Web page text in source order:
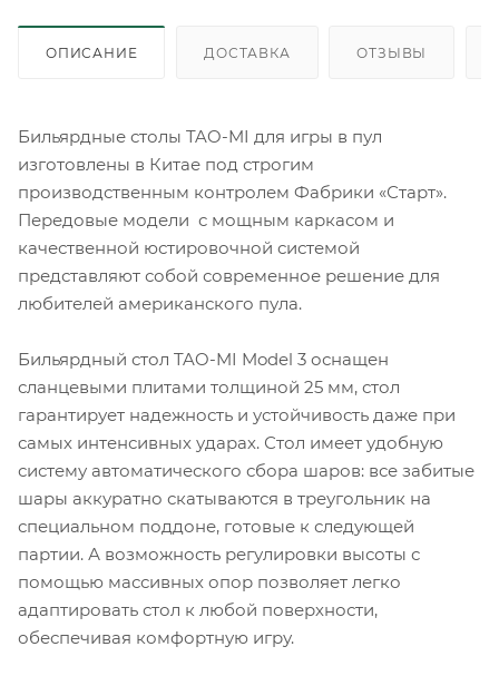
ОПИСАНИЕ ДОСТАВКА ОТЗЫВЫ
Бильярдные столы TAO-MI для игры в пул
изготовлены в Китае под строгим
производственным контролем Фабрики «Старт».
Передовые модели с мощным каркасом и
качественной юстировочной системой
представляют собой современное решение для
любителей американского пула.
Бильярдный стол TAO-MI Model 3 оснащен
сланцевыми плитами толщиной 25 мм, стол
гарантирует надежность и устойчивость даже при
самых интенсивных ударах. Стол имеет удобную
систему автоматического сбора шаров: все забитые
шары аккуратно скатываются в треугольник на
специальном поддоне, готовые к следующей
партии. А возможность регулировки высоты с
помощью массивных опор позволяет легко
адаптировать стол к любой поверхности,
обеспечивая комфортную игру.